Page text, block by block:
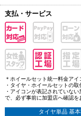
支払・サービス
＊ホイールセット統一料金アイ
・タイヤ・ホイールセットの
・アイコンが表記されていな
で、必ず事前に加盟店へ確認を
タイヤ単品 基